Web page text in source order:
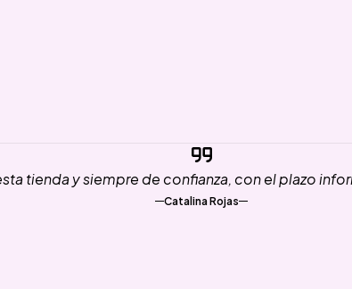
tienda y siempre de confianza, con el plazo
Catalina Rojas